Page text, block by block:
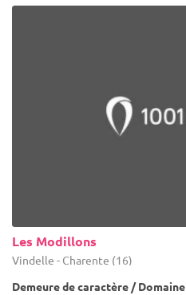
Les Modillons
Vindelle - Charente (16)
Demeure de caractère / Domaine